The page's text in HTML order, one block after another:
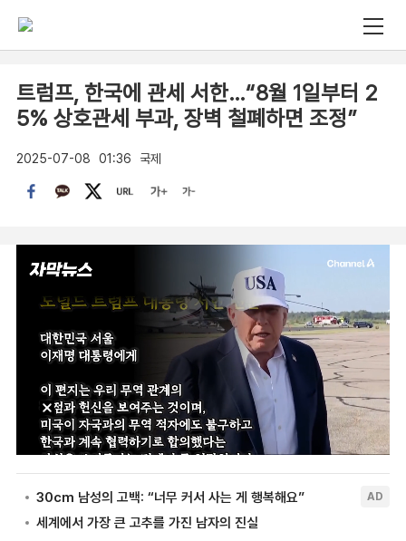
트럼프, 한국에 관세 서한…“8월 1일부터 2
5% 상호관세 부과, 장벽 철폐하면 조정”
2025-07-08 01:36 국제